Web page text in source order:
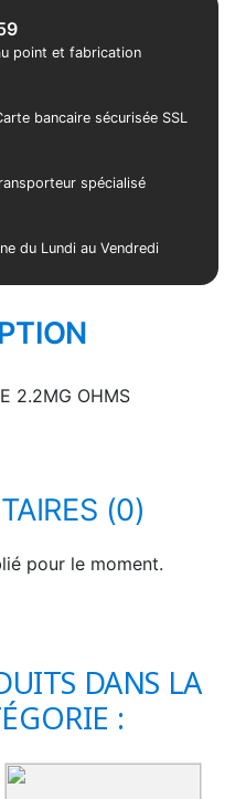
point et fabrication
bancaire sécurisée SSL
spécialisé
du Lundi au Vendredi
2.2MG OHMS
(0)
pour le moment.
DANS LA
: